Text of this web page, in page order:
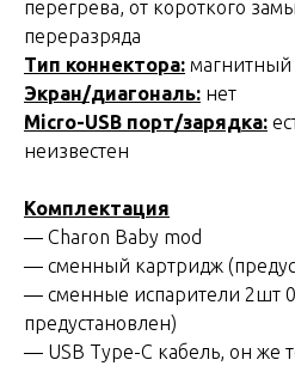
перегрева, от короткого
переразряда
Тип коннектора: магнитный
Экран/диагональ: нет
Micro-USB порт/зарядка:
неизвестен
Комплектация
— Charon Baby mod
— сменный картридж
— сменные испарители 2шт
предустановлен)
— USB Type-C кабель, он же